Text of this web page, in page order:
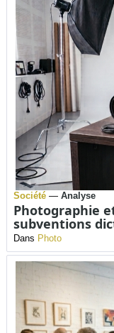
Société — Analyse
Photographie
subventions
Dans Photo